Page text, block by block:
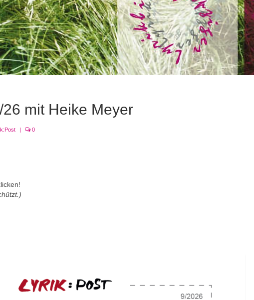
mit Heike Meyer
| 0